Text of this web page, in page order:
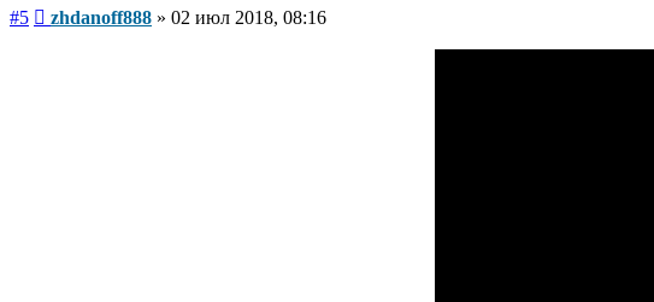
#5 Сообщение
zhdanoff888 » 02 июл 2018, 08:16